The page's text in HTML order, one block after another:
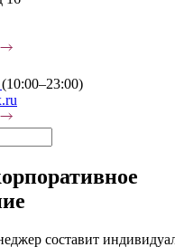
(10:00–23:00)
составит